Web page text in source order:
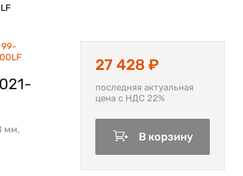
99-
мм,
27 428 ₽
последняя актуальная
цена с НДС 22%
В корзину